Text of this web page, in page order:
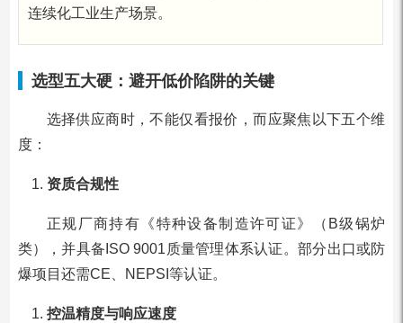
连续化工业生产场景。
选型五大硬：避开低价陷阱的关键
选择供应商时，不能仅看报价，而应聚焦以下五个维
度：
资质合规性
正规厂商持有《特种设备制造许可证》（B级锅炉
类），并具备ISO 9001质量管理体系认证。部分出口或防
爆项目还需CE、NEPSI等认证。
控温精度与响应速度